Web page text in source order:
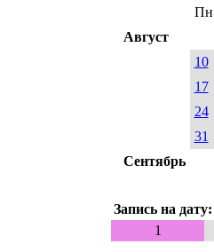
Пн
Август
10
17
24
31
Сентябрь
Запись на
1